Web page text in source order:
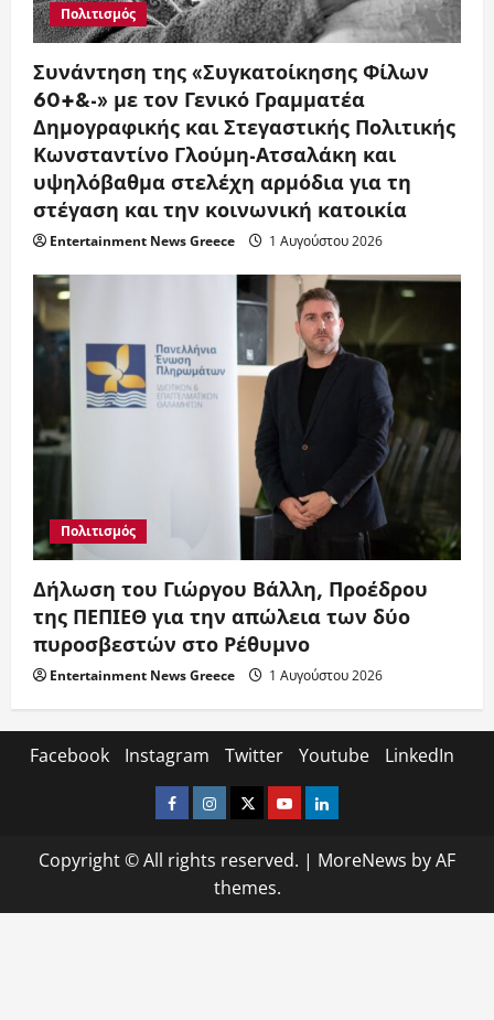
Πολιτισμός
Συνάντηση της «Συγκατοίκησης Φίλων
60+&-» με τον Γενικό Γραμματέα
Δημογραφικής και Στεγαστικής Πολιτικής
Κωνσταντίνο Γλούμη-Ατσαλάκη και
υψηλόβαθμα στελέχη αρμόδια για τη
στέγαση και την κοινωνική κατοικία
Entertainment News Greece 1 Αυγούστου 2026
Πολιτισμός
Δήλωση του Γιώργου Βάλλη, Προέδρου
της ΠΕΠΙΕΘ για την απώλεια των δύο
πυροσβεστών στο Ρέθυμνο
Entertainment News Greece 1 Αυγούστου 2026
Facebook Instagram Twitter Youtube LinkedIn
Facebook
Instagram
TwitterYoutubeLinkedIn
Copyright © All rights reserved. | MoreNews by AF
themes.